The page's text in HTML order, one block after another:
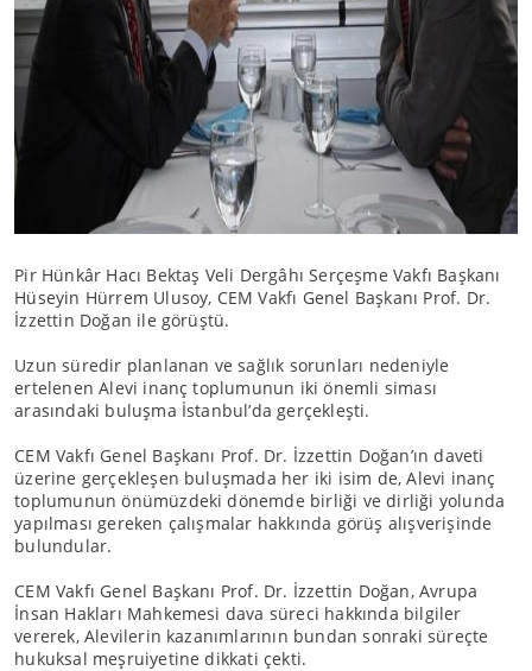
Pir Hünkâr Hacı Bektaş Veli Dergâhı Serçeşme Vakfı Başkanı
Hüseyin Hürrem Ulusoy, CEM Vakfı Genel Başkanı Prof. Dr.
İzzettin Doğan ile görüştü.
Uzun süredir planlanan ve sağlık sorunları nedeniyle
ertelenen Alevi inanç toplumunun iki önemli siması
arasındaki buluşma İstanbul’da gerçekleşti.
CEM Vakfı Genel Başkanı Prof. Dr. İzzettin Doğan’ın daveti
üzerine gerçekleşen buluşmada her iki isim de, Alevi inanç
toplumunun önümüzdeki dönemde birliği ve dirliği yolunda
yapılması gereken çalışmalar hakkında görüş alışverişinde
bulundular.
CEM Vakfı Genel Başkanı Prof. Dr. İzzettin Doğan, Avrupa
İnsan Hakları Mahkemesi dava süreci hakkında bilgiler
vererek, Alevilerin kazanımlarının bundan sonraki süreçte
hukuksal meşruiyetine dikkati çekti.